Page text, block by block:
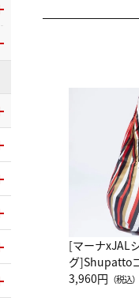
[マーナxJAL
グ]Shupatto
グ Drop JAL客
3,960円 （税込）